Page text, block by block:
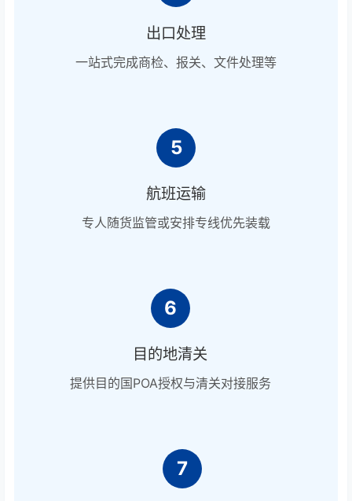
出口处理
一站式完成商检、报关、文件处理等
5
航班运输
专人随货监管或安排专线优先装载
6
目的地清关
提供目的国POA授权与清关对接服务
7